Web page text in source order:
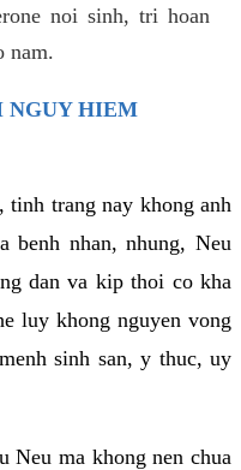
noi sinh, tri hoan
nam.
NGUY HIEM
tinh trang nay khong anh
benh nhan, nhung, Neu
dan va kip thoi co kha
luy khong nguyen vong
sinh san, y thuc, uy
Neu ma khong nen chua